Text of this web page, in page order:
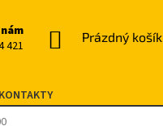
421
NÁKUPNÍ
Prázdný košík
KONTAKTY